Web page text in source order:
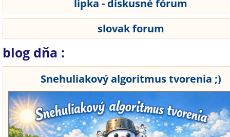
lipka - diskusné fórum
slovak forum
blog dňa :
Snehuliakový algoritmus tvorenia ;)